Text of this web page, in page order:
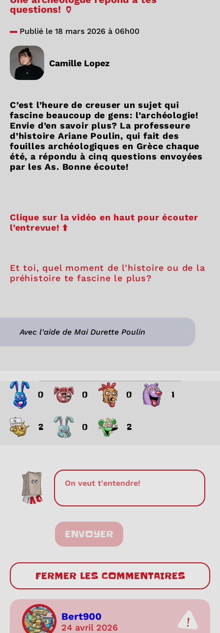
questions! 🏺
Publié le 18 mars 2026 à 06h00
Camille Lopez
C’est l’heure de creuser un sujet qui
fascine beaucoup de gens: l’archéologie!
Envie d’en savoir plus? La professeure
d’histoire Ariane Poulin, qui fait des
fouilles archéologiques en Grèce chaque
été, a répondu à cinq questions envoyées
par les As. Bonne écoute!
Clique sur la vidéo en haut pour écouter
l’entrevue! ⬆️
Et toi, quel moment de l’histoire ou de la
préhistoire te fascine le plus?
Avec l'aide de Mai Durette Poulin
0 0 0 1
2 0 2
ENVOYER
FERMER LES COMMENTAIRES
Bert900
24 avril 2026